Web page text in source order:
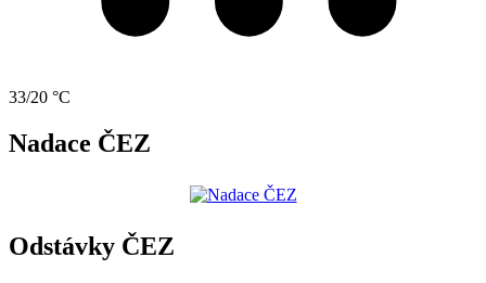
33/20 °C
Nadace ČEZ
Odstávky ČEZ